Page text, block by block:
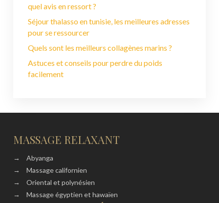
quel avis en ressort ?
Séjour thalasso en tunisie, les meilleures adresses
pour se ressourcer
Quels sont les meilleurs collagènes marins ?
Astuces et conseils pour perdre du poids
facilement
MASSAGE RELAXANT
→
Abyanga
→
Massage californien
→
Oriental et polynésien
→
Massage égyptien et hawaïen